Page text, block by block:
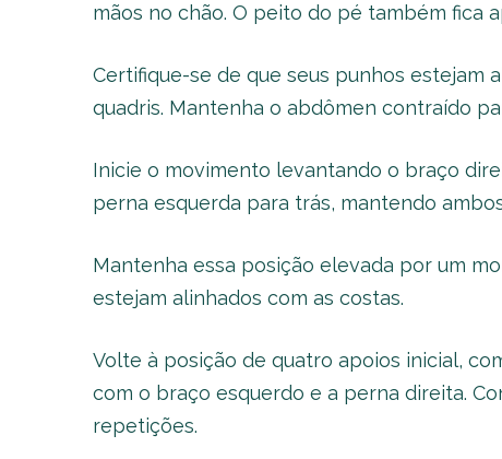
mãos no chão. O peito do pé também fica
Certifique-se de que seus punhos estejam
quadris. Mantenha o abdômen contraído
Inicie o movimento levantando o braço
perna esquerda para trás, mantendo
Mantenha essa posição elevada por um
estejam alinhados com as costas.
Volte à posição de quatro apoios inicial,
com o braço esquerdo e a perna direita.
repetições.